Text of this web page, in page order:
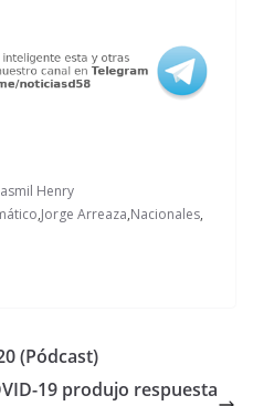
Henry
,Jorge Arreaza,Nacionales,
(Pódcast)
19 produjo respuesta